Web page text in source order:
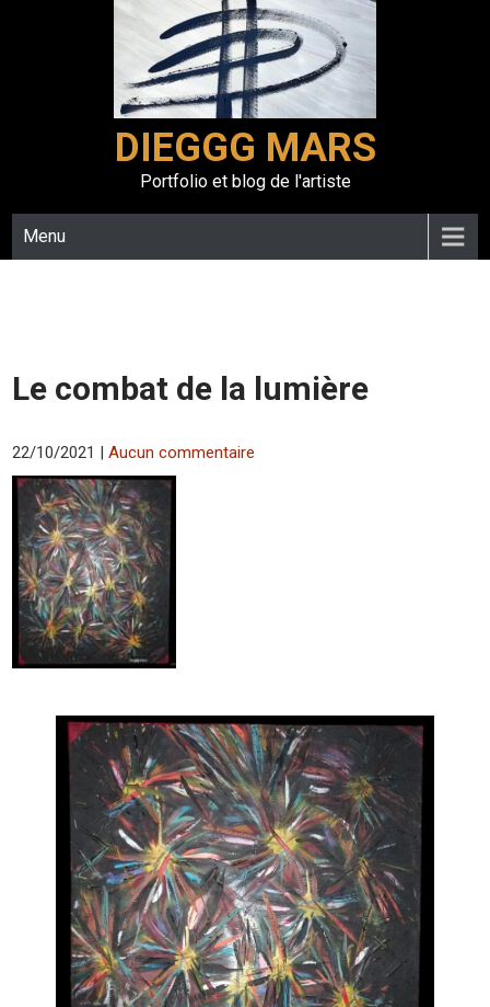
DIEGGG MARS
Portfolio et blog de l'artiste
Menu
Le combat de la lumière
22/10/2021 |Aucun commentaire